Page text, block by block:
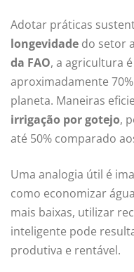
Adotar práticas
longevidade do setor
da FAO, a agricultura
aproximadamente
planeta. Maneiras
irrigação por gotejo,
até 50% comparado
Uma analogia útil é
como economizar
mais baixas, utilizar
inteligente pode
produtiva e rentável.